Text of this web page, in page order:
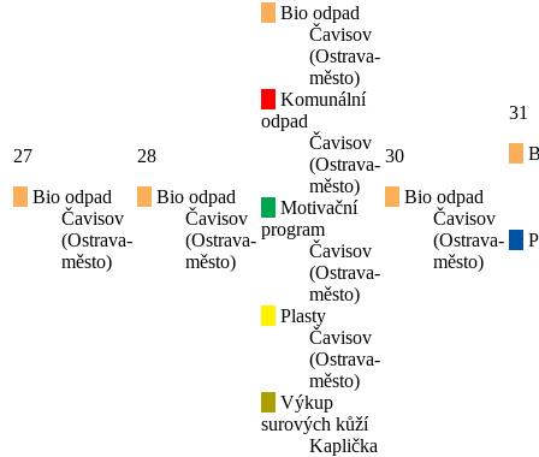
27
Bio odpad
Čavisov
(Ostrava-
město)
28
Bio odpad
Čavisov
(Ostrava-
město)
Bio odpad
Čavisov
(Ostrava-
město)
Komunální
odpad
Čavisov
(Ostrava-
město)
Motivační
program
Čavisov
(Ostrava-
město)
Plasty
Čavisov
(Ostrava-
město)
Výkup
surových kůží
Kaplička
30
Bio odpad
Čavisov
(Ostrava-
město)
31